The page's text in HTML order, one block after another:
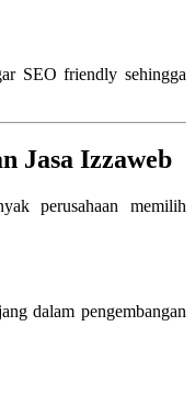
SEO friendly sehingga
Jasa Izzaweb
perusahaan memilih
dalam pengembangan